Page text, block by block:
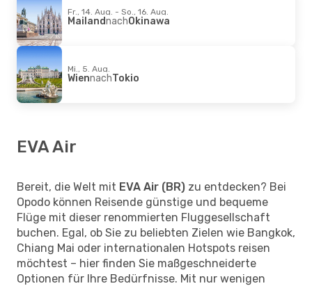
Fr., 14. Aug. - So., 16. Aug.
MailandnachOkinawa
Mi., 5. Aug.
WiennachTokio
EVA Air
Bereit, die Welt mit EVA Air (BR) zu entdecken? Bei
Opodo können Reisende günstige und bequeme
Flüge mit dieser renommierten Fluggesellschaft
buchen. Egal, ob Sie zu beliebten Zielen wie Bangkok,
Chiang Mai oder internationalen Hotspots reisen
möchtest – hier finden Sie maßgeschneiderte
Optionen für Ihre Bedürfnisse. Mit nur wenigen